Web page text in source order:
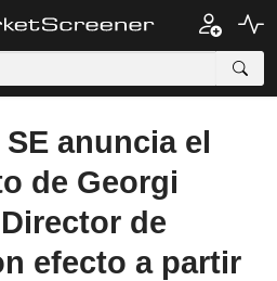
anuncia el
de Georgi
de
efecto a partir